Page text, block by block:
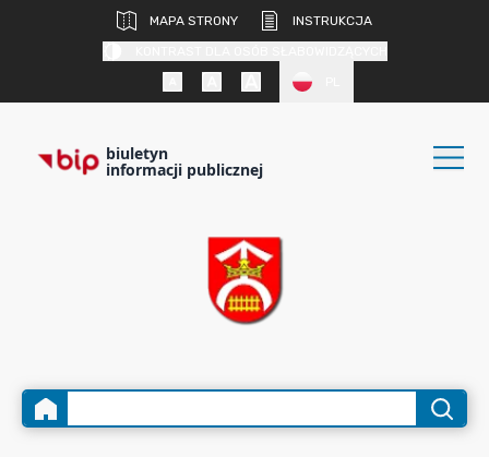
MAPA STRONY
INSTRUKCJA
biuletyn
informacji publicznej